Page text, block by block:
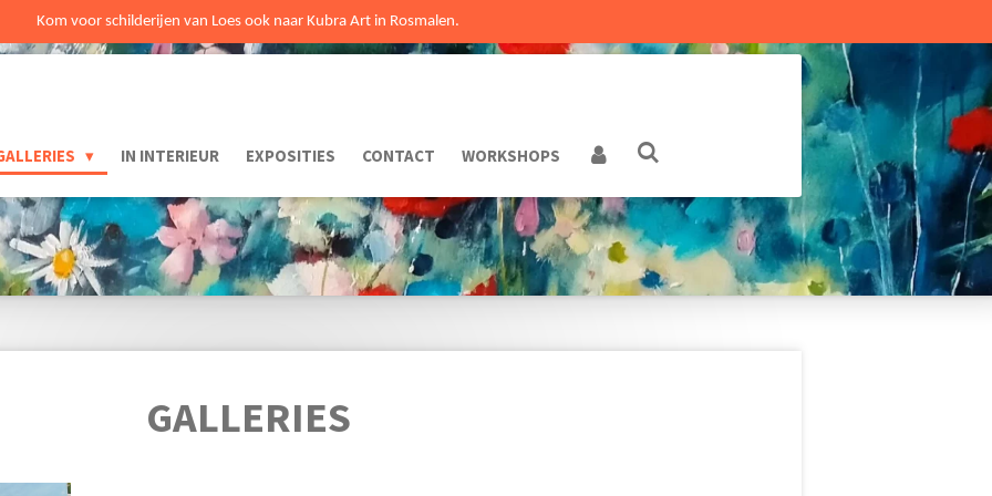
Kom voor schilderijen van Loes ook naar Kubra Art in Rosmalen.
IN INTERIEUR EXPOSITIES CONTACT WORKSHOPS
GALLERIES